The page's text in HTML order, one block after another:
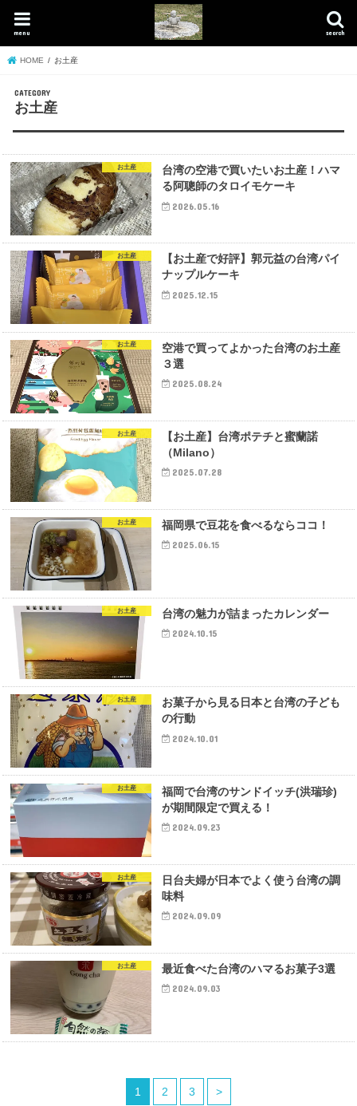
search
menu
HOME お土産
お土産
お土産
台湾の空港で買いたいお土産！ハマ
る阿聰師のタロイモケーキ
2026.05.16
お土産
【お土産で好評】郭元益の台湾パイ
ナップルケーキ
2025.12.15
お土産
空港で買ってよかった台湾のお土産
３選
2025.08.24
お土産
【お土産】台湾ポテチと蜜蘭諾
（Milano）
2025.07.28
お土産 福岡県で豆花を食べるならココ！
2025.06.15
お土産 台湾の魅力が詰まったカレンダー
2024.10.15
お土産
お菓子から見る日本と台湾の子ども
の行動
2024.10.01
お土産
福岡で台湾のサンドイッチ(洪瑞珍)
が期間限定で買える！
2024.09.23
お土産
日台夫婦が日本でよく使う台湾の調
味料
2024.09.09
お土産 最近食べた台湾のハマるお菓子3選
2024.09.03
1 2 3 >